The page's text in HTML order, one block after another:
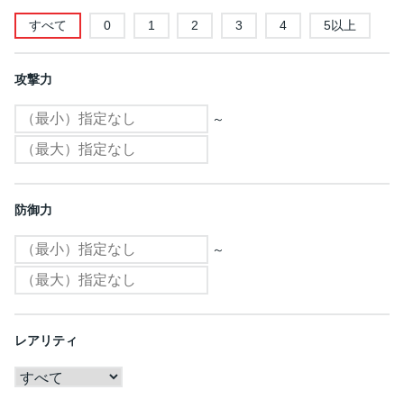
すべて 0 1 2 3 4 5以上
攻撃力
～
防御力
～
レアリティ